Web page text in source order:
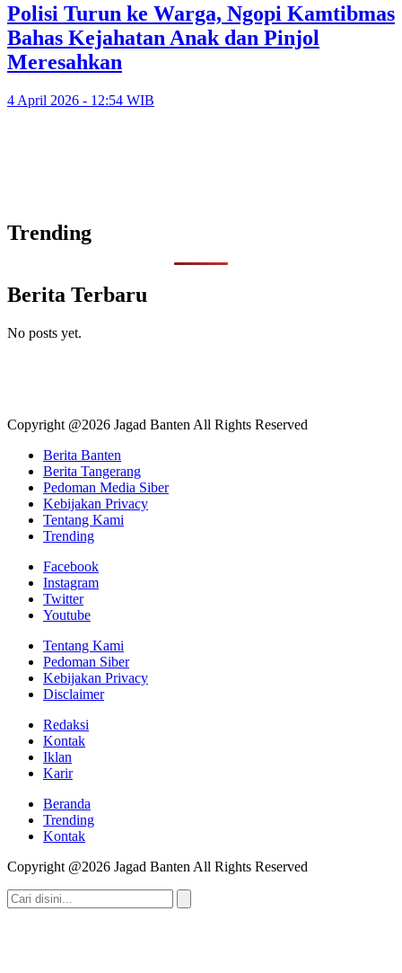
Polisi Turun ke Warga, Ngopi Kamtibmas
Bahas Kejahatan Anak dan Pinjol
Meresahkan
4 April 2026 - 12:54 WIB
Trending
Berita Terbaru
No posts yet.
Copyright @2026 Jagad Banten All Rights Reserved
Berita Banten
Berita Tangerang
Pedoman Media Siber
Kebijakan Privacy
Tentang Kami
Trending
Facebook
Instagram
Twitter
Youtube
Tentang Kami
Pedoman Siber
Kebijakan Privacy
Disclaimer
Redaksi
Kontak
Iklan
Karir
Beranda
Trending
Kontak
Copyright @2026 Jagad Banten All Rights Reserved